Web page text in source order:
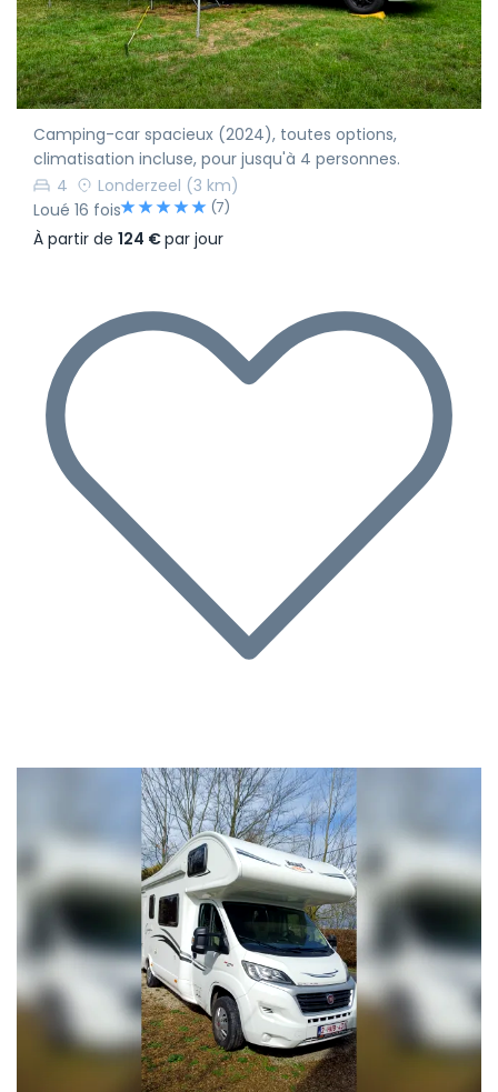
Camping-car spacieux (2024), toutes options,
climatisation incluse, pour jusqu'à 4 personnes.
4
Londerzeel (3 km)
Loué 16 fois
(7)
À partir de 124 €par jour